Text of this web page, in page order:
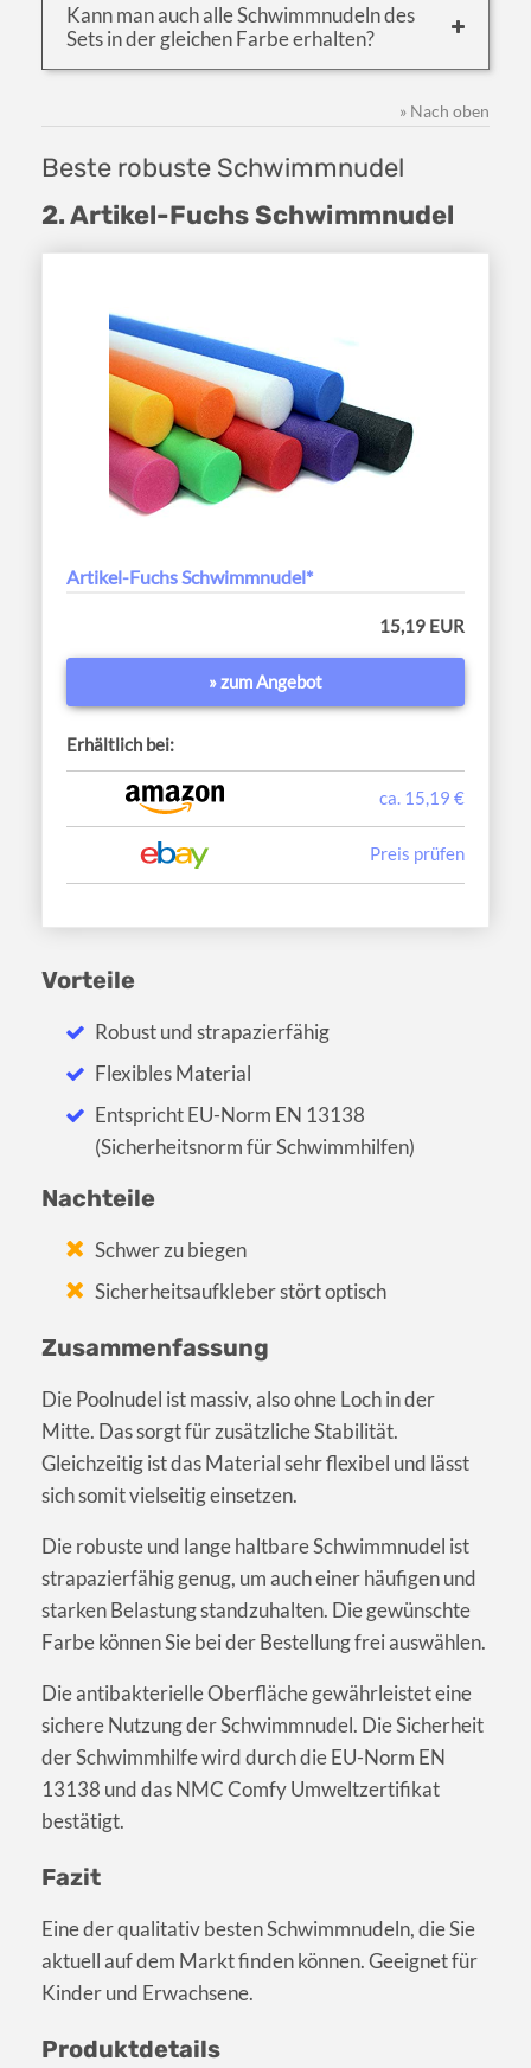
Kann man auch alle Schwimmnudeln des
Sets in der gleichen Farbe erhalten?
» Nach oben
Beste robuste Schwimmnudel
2. Artikel-Fuchs Schwimmnudel
Artikel-Fuchs Schwimmnudel*
15,19 EUR
» zum Angebot
Erhältlich bei:
ca. 15,19 €
Preis prüfen
Vorteile
Robust und strapazierfähig
Flexibles Material
Entspricht EU-Norm EN 13138
(Sicherheitsnorm für Schwimmhilfen)
Nachteile
Schwer zu biegen
Sicherheitsaufkleber stört optisch
Zusammenfassung
Die Poolnudel ist massiv, also ohne Loch in der
Mitte. Das sorgt für zusätzliche Stabilität.
Gleichzeitig ist das Material sehr flexibel und lässt
sich somit vielseitig einsetzen.
Die robuste und lange haltbare Schwimmnudel ist
strapazierfähig genug, um auch einer häufigen und
starken Belastung standzuhalten. Die gewünschte
Farbe können Sie bei der Bestellung frei auswählen.
Die antibakterielle Oberfläche gewährleistet eine
sichere Nutzung der Schwimmnudel. Die Sicherheit
der Schwimmhilfe wird durch die EU-Norm EN
13138 und das NMC Comfy Umweltzertifikat
bestätigt.
Fazit
Eine der qualitativ besten Schwimmnudeln, die Sie
aktuell auf dem Markt finden können. Geeignet für
Kinder und Erwachsene.
Produktdetails